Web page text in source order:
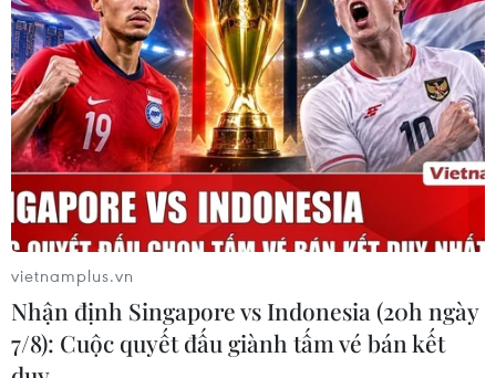
vietnamplus.vn
Nhận định Singapore vs Indonesia (20h ngày
7/8): Cuộc quyết đấu giành tấm vé bán kết